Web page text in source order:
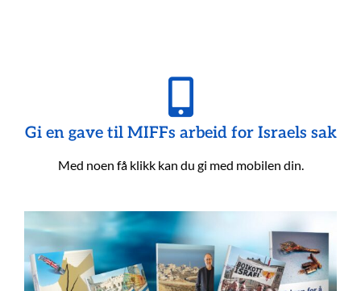
Gi en gave til MIFFs arbeid for Israels sak
Med noen få klikk kan du gi med mobilen din.